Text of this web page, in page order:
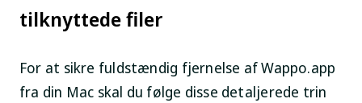
tilknyttede filer
For at sikre fuldstændig fjernelse af Wappo.app
fra din Mac skal du følge disse detaljerede trin